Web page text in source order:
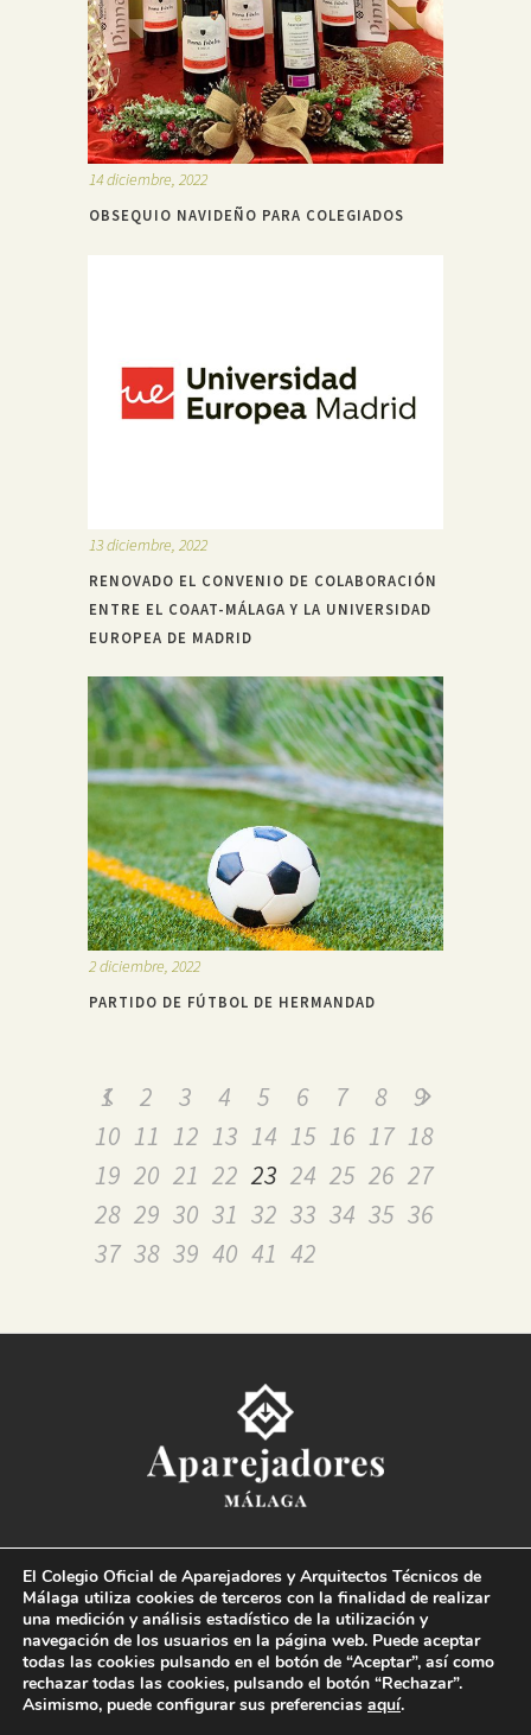
14 diciembre, 2022
OBSEQUIO NAVIDEÑO PARA COLEGIADOS
13 diciembre, 2022
RENOVADO EL CONVENIO DE COLABORACIÓN
ENTRE EL COAAT-MÁLAGA Y LA UNIVERSIDAD
EUROPEA DE MADRID
2 diciembre, 2022
PARTIDO DE FÚTBOL DE HERMANDAD
1 2 3 4 5 6 7 8
9
10 11 12 13 14 15 16 17 18
19 20 21 22 23 24 25 26 27
28 29 30 31 32 33 34 35 36
37 38 39 40 41 42
Paseo del Limonar, 41. 29016 Málaga
T. 952 225 180 · M. 664 236 608 · info@coaat.es
El Colegio Oficial de Aparejadores y Arquitectos Técnicos de
Málaga utiliza cookies de terceros con la finalidad de realizar
una medición y análisis estadístico de la utilización y
navegación de los usuarios en la página web. Puede aceptar
todas las cookies pulsando en el botón de “Aceptar”, así como
rechazar todas las cookies, pulsando el botón “Rechazar”.
Asimismo, puede configurar sus preferencias aquí.